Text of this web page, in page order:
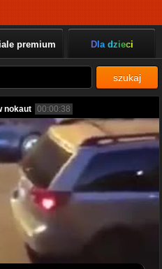
premium Dla dzieci
szukaj
nokaut 00:00:38